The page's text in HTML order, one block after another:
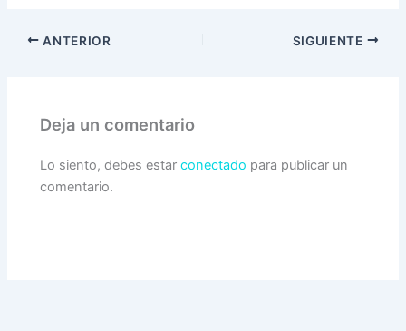
ANTERIOR SIGUIENTE
Deja un comentario
Lo siento, debes estarconectado para publicar un
comentario.